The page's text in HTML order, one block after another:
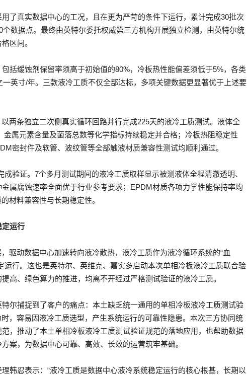
了真实数据中心的工况，且在更为严苛的条件下运行，累计完成30批次
数据点。最终由英特尔委托权威第三方机构开展独立检测，由英特尔统
区间。
括缓蚀剂保留率须高于初始值的80%，冷板热性能偏差须低于5%，各类
英寸/年。三款液冷工质不仅全部达标，多项关键数据更显著优于上述要
两条独立二次侧真实循环回路并行完成225天的液冷工质测试。液体全
金属元素含量及菌落总数等化学指标持续稳定并合格；冷板热阻稳定性
密封件及软管、波纹管等全部触液材质兼容性测试均顺利通过。
验证。7个多月测试期间的液冷工质取样显示被测液体全程清澈透明、
属腐蚀速率全面优于行业参考要求；EPDM材质各项力学性能保持率均
材料兼容性与长期稳定性。
定运行
驱动数据中心加速转向液冷散热，液冷工质作为液冷循环系统的“血
运行。这也是英特尔、英维克、嘉实多启动本次单相冷板液冷工质联合验
、绿色算力的推进，均离不开经过严格测试验证的液冷工质。
尔捕捉到了客户的痛点：本土缺乏统一通用的单相冷板液冷工质测试验
，容易因液冷工质选型，产生系统运行的可靠性隐患。本次三方协同统
，推动了本土单相冷板液冷工质测试验证规范的落地应用，也帮助数据
案，为数据中心可靠、高效、长效的运营筑牢基础。
韩忍表示：“液冷工质是数据中心液冷系统稳定运行的核心根基，长期以